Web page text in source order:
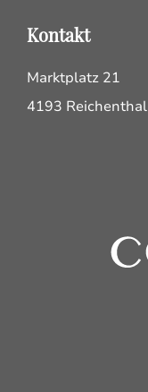
Kontakt
Marktplatz 21
4193 Reichenthal